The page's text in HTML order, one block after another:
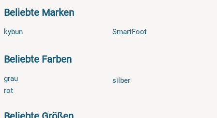
Beliebte Marken
kybun SmartFoot
Beliebte Farben
grau
rot
silber